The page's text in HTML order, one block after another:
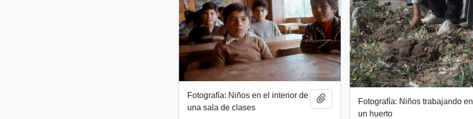
Fotografía: Niños trabajando en
un huerto
Fotografía: Niños en el interior de
una sala de clases
Add to clipboard